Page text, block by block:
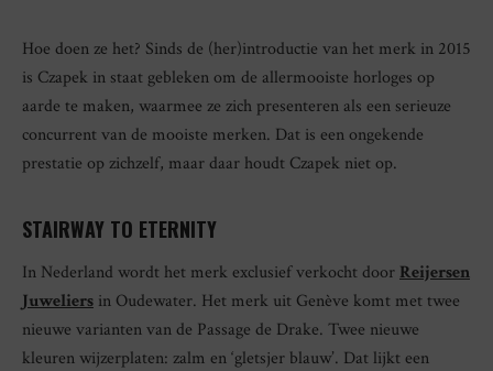
Hoe doen ze het? Sinds de (her)introductie van het merk in 2015
is Czapek in staat gebleken om de allermooiste horloges op
aarde te maken, waarmee ze zich presenteren als een serieuze
concurrent van de mooiste merken. Dat is een ongekende
prestatie op zichzelf, maar daar houdt Czapek niet op.
STAIRWAY TO ETERNITY
In Nederland wordt het merk exclusief verkocht door Reijersen
Juweliers in Oudewater. Het merk uit Genève komt met twee
nieuwe varianten van de Passage de Drake. Twee nieuwe
kleuren wijzerplaten: zalm en ‘gletsjer blauw’. Dat lijkt een